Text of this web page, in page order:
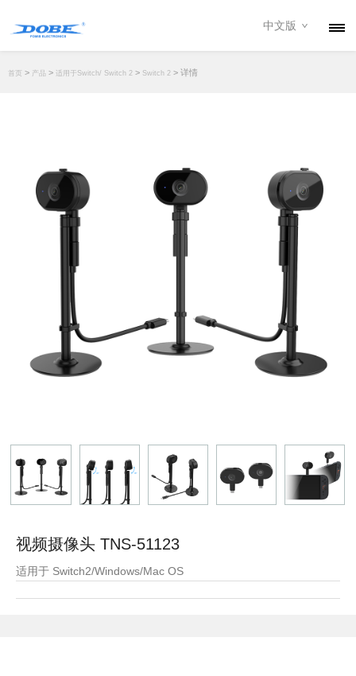
下载专区
中文版
首页 > 产品 > 适用于Switch/ Switch 2 > Switch 2 > 详情
视频摄像头 TNS-51123
适用于 Switch2/Windows/Mac OS